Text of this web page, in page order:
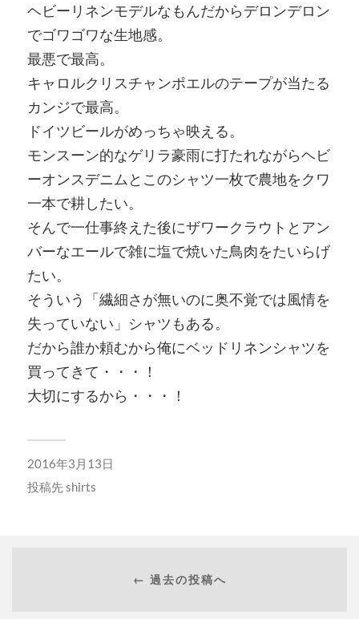
ヘビーリネンモデルなもんだからデロンデロン
でゴワゴワな生地感。
最悪で最高。
キャロルクリスチャンポエルのテープが当たる
カンジで最高。
ドイツビールがめっちゃ映える。
モンスーン的なゲリラ豪雨に打たれながらヘビ
ーオンスデニムとこのシャツ一枚で農地をクワ
一本で耕したい。
そんで一仕事終えた後にザワークラウトとアン
バーなエールで雑に塩で焼いた鳥肉をたいらげ
たい。
そういう「繊細さが無いのに奥不覚では風情を
失っていない」シャツもある。
だから誰か頼むから俺にベッドリネンシャツを
買ってきて・・・！
大切にするから・・・！
2016年3月13日
投稿先shirts
← 過去の投稿へ